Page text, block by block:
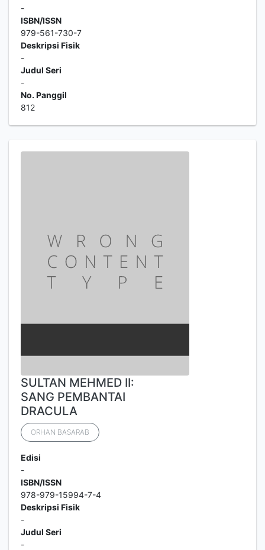
-
ISBN/ISSN
979-561-730-7
Deskripsi Fisik
-
Judul Seri
-
No. Panggil
812
SULTAN MEHMED II:
SANG PEMBANTAI
DRACULA
ORHAN BASARAB
Edisi
-
ISBN/ISSN
978-979-15994-7-4
Deskripsi Fisik
-
Judul Seri
-